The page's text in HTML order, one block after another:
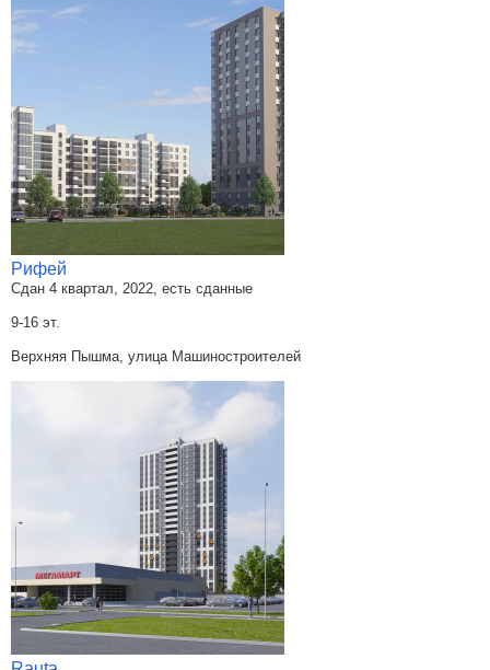
Рифей
Сдан 4 квартал, 2022, есть сданные
9-16 эт.
Верхняя Пышма, улица Машиностроителей